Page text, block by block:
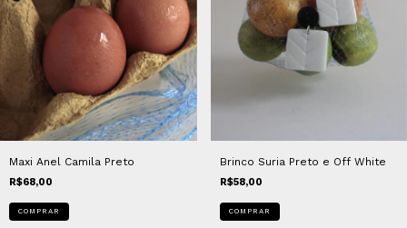
Maxi Anel Camila Preto
R$68,00
COMPRAR
Brinco Suria Preto e Off White
R$58,00
COMPRAR